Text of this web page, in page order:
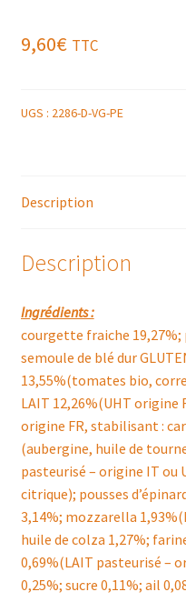
9,60€ TTC
UGS : 2286-D-VG-PE
Description
Description
Ingrédients :
courgette fraiche 19,27%;
semoule de blé dur
13,55%(tomates bio,
LAIT 12,26%(UHT origine
origine FR, stabilisant :
(aubergine, huile de
pasteurisé – origine IT ou
citrique); pousses
3,14%; mozzarella
huile de colza 1,27%;
0,69%(LAIT pasteurisé –
0,25%; sucre 0,11%; ail